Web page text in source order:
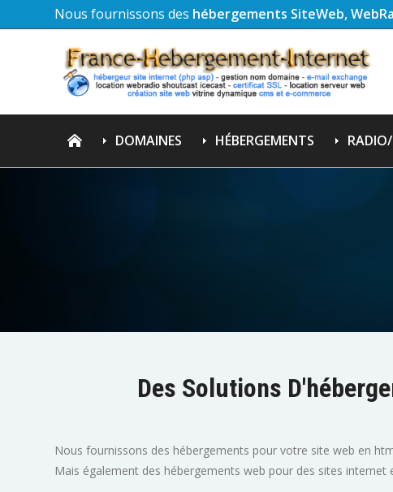
Nous fournissons des hébergements SiteWeb,
DOMAINES HÉBERGEMENTS
Des Solutions
Nous fournissons des hébergements pour votre site web en
Mais également des hébergements web pour des sites